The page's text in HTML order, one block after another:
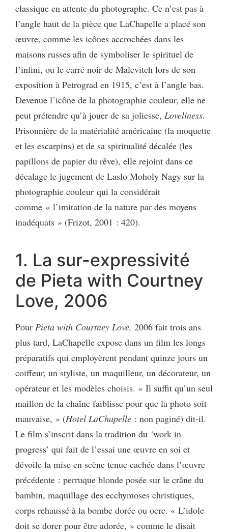
classique en attente du photographe. Ce n’est pas à
l’angle haut de la pièce que LaChapelle a placé son
œuvre, comme les icônes accrochées dans les
maisons russes afin de symboliser le spirituel de
l’infini, ou le carré noir de Malevitch lors de son
exposition à Petrograd en 1915, c’est à l’angle bas.
Devenue l’icône de la photographie couleur, elle ne
peut prétendre qu’à jouer de sa joliesse, Loveliness.
Prisonnière de la matérialité américaine (la moquette
et les escarpins) et de sa spiritualité décalée (les
papillons de papier du rêve), elle rejoint dans ce
décalage le jugement de Laslo Moholy Nagy sur la
photographie couleur qui la considérait
comme « l’imitation de la nature par des moyens
inadéquats » (Frizot, 2001 : 420).
1. La sur-expressivité
de Pieta with Courtney
Love, 2006
Pour Pieta with Courtney Love, 2006 fait trois ans
plus tard, LaChapelle expose dans un film les longs
préparatifs qui employèrent pendant quinze jours un
coiffeur, un styliste, un maquilleur, un décorateur, un
opérateur et les modèles choisis. « Il suffit qu’un seul
maillon de la chaîne faiblisse pour que la photo soit
mauvaise, » (Hotel LaChapelle : non paginé) dit-il.
Le film s’inscrit dans la tradition du ‘work in
progress’ qui fait de l’essai une œuvre en soi et
dévoile la mise en scène tenue cachée dans l’œuvre
précédente : perruque blonde posée sur le crâne du
bambin, maquillage des ecchymoses christiques,
corps rehaussé à la bombe dorée ou ocre. « L’idole
doit se dorer pour être adorée, » comme le disait